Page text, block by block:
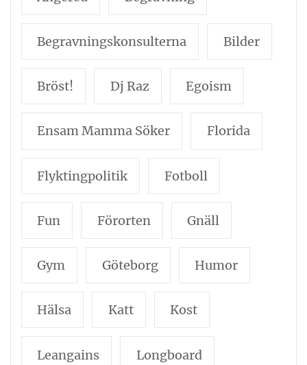
Begravningskonsulterna Bilder
Bröst! Dj Raz Egoism
Ensam Mamma Söker Florida
Flyktingpolitik Fotboll
Fun Förorten Gnäll
Gym Göteborg Humor
Hälsa Katt Kost
Leangains Longboard